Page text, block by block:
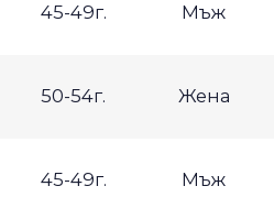
45-49г. Мъж
50-54г. Жена
45-49г. Мъж